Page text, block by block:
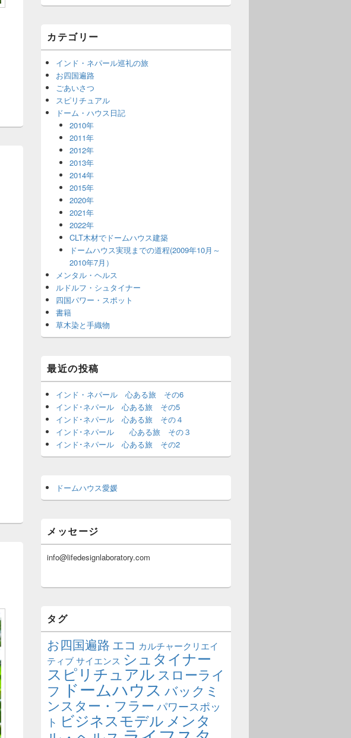
カテゴリー
インド・ネパール巡礼の旅
お四国遍路
ごあいさつ
スピリチュアル
ドーム・ハウス日記
2010年
2011年
2012年
2013年
2014年
2015年
2020年
2021年
2022年
CLT木材でドームハウス建築
ドームハウス実現までの道程(2009年10月～
2010年7月）
メンタル・ヘルス
ルドルフ・シュタイナー
四国パワー・スポット
書籍
草木染と手織物
最近の投稿
インド・ネパール 心ある旅 その6
インド･ネパール 心ある旅 その5
インド･ネパール 心ある旅 その４
インド･ネパール 心ある旅 その３
インド･ネパール 心ある旅 その2
ドームハウス愛媛
メッセージ
info@lifedesignlaboratory.com
タグ
お四国遍路 エコ カルチャークリエイ
ティブサイエンス シュタイナー
スピリチュアルスローライ
フ ドームハウス バックミ
ンスター・フラー パワースポッ
ト ビジネスモデル メンタ